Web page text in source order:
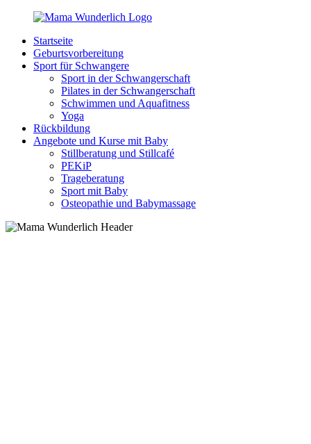
Zurück
Inhalt
MamaWunderlich.de
Mutti
sein
wunderbar!
Startseite
Geburtsvorbereitung
Sport für Schwangere
Sport in der Schwangerschaft
Pilates in der Schwangerschaft
Schwimmen und Aquafitness
Yoga
Rückbildung
Angebote und Kurse mit Baby
Stillberatung und Stillcafé
PEKiP
Trageberatung
Sport mit Baby
Osteopathie und Babymassage